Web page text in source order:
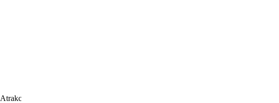
Atrakce v okolí